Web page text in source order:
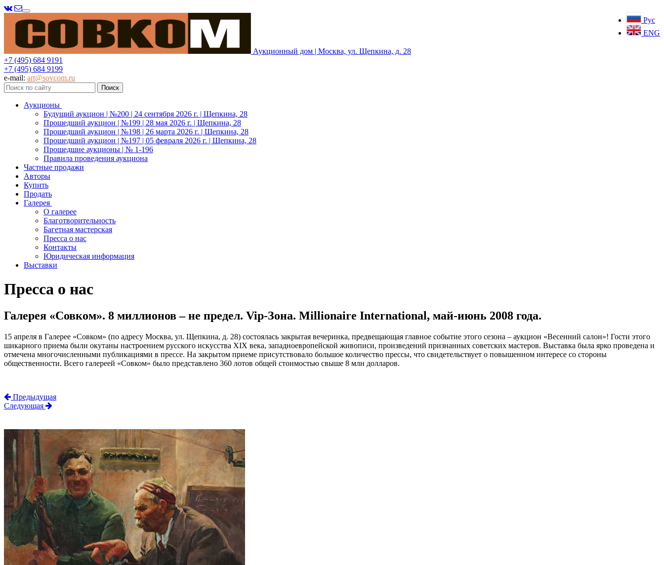
Рус
ENG
Меню
Аукционный дом | Москва, ул. Щепкина, д. 28
+7 (495) 684 9191
+7 (495) 684 9199
e-mail: art@sovcom.ru
Аукционы
Будущий аукцион | №200 | 24 сентября 2026 г. | Щепкина, 28
Прошедший аукцион | №199 | 28 мая 2026 г. | Щепкина, 28
Прошедший аукцион | №198 | 26 марта 2026 г. | Щепкина, 28
Прошедший аукцион | №197 | 05 февраля 2026 г. | Щепкина, 28
Прошедшие аукционы | № 1-196
Правила проведения аукциона
Частные продажи
Авторы
Купить
Продать
Галерея
О галерее
Благотворительность
Багетная мастерская
Пресса о нас
Контакты
Юридическая информация
Выставки
Пресса о нас
Галерея «Совком». 8 миллионов – не предел. Vip-Зона. Millionaire International, май-июнь 2008 года.
15 апреля в Галерее «Совком» (по адресу Москва, ул. Щепкина, д. 28) состоялась закрытая вечеринка, предвещающая главное событие этого сезона – аукцион «Весенний салон»! Гости этого
шикарного приема были окутаны настроением русского искусства XIX века, западноевропейской живописи, произведений признанных советских мастеров. Выставка была ярко проведена и
отмечена многочисленными публикациями в прессе. На закрытом приеме присутствовало большое количество прессы, что свидетельствует о повышенном интересе со стороны
общественности. Всего галереей «Совком» было представлено 360 лотов общей стоимостью свыше 8 млн долларов.
Предыдущая
Следующая